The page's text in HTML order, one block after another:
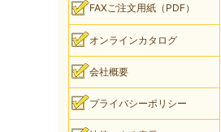
FAXご注文用紙（PDF）
オンラインカタログ
会社概要
プライバシーポリシー